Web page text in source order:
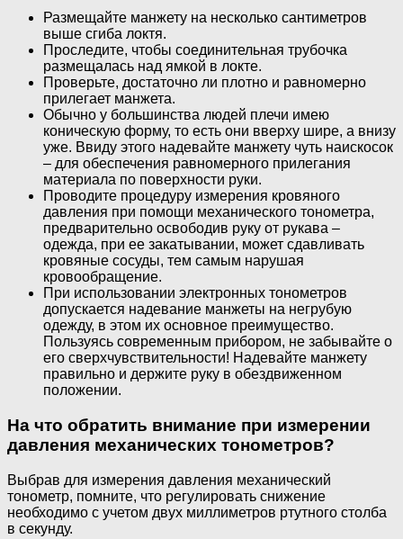
Размещайте манжету на несколько сантиметров
выше сгиба локтя.
Проследите, чтобы соединительная трубочка
размещалась над ямкой в локте.
Проверьте, достаточно ли плотно и равномерно
прилегает манжета.
Обычно у большинства людей плечи имею
коническую форму, то есть они вверху шире, а внизу
уже. Ввиду этого надевайте манжету чуть наискосок
– для обеспечения равномерного прилегания
материала по поверхности руки.
Проводите процедуру измерения кровяного
давления при помощи механического тонометра,
предварительно освободив руку от рукава –
одежда, при ее закатывании, может сдавливать
кровяные сосуды, тем самым нарушая
кровообращение.
При использовании электронных тонометров
допускается надевание манжеты на негрубую
одежду, в этом их основное преимущество.
Пользуясь современным прибором, не забывайте о
его сверхчувствительности! Надевайте манжету
правильно и держите руку в обездвиженном
положении.
На что обратить внимание при измерении
давления механических тонометров?
Выбрав для измерения давления механический
тонометр, помните, что регулировать снижение
необходимо с учетом двух миллиметров ртутного столба
в секунду.